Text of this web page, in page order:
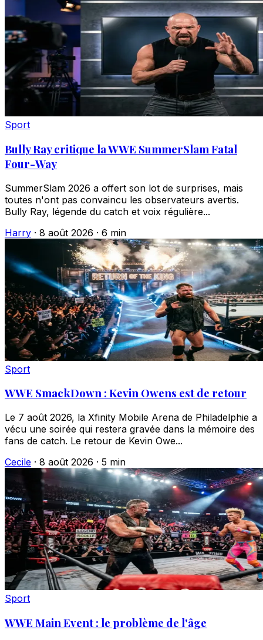
Sport
Bully Ray critique la WWE SummerSlam Fatal
Four-Way
SummerSlam 2026 a offert son lot de surprises, mais
toutes n'ont pas convaincu les observateurs avertis.
Bully Ray, légende du catch et voix régulière...
Harry · 8 août 2026 · 6 min
Sport
WWE SmackDown : Kevin Owens est de retour
Le 7 août 2026, la Xfinity Mobile Arena de Philadelphie a
vécu une soirée qui restera gravée dans la mémoire des
fans de catch. Le retour de Kevin Owe...
Cecile · 8 août 2026 · 5 min
Sport
WWE Main Event : le problème de l'âge